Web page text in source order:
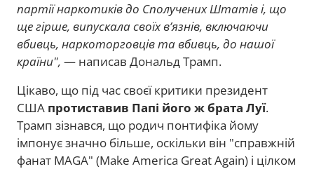
партії наркотиків до Сполучених Штатів і, що
ще гірше, випускала своїх в’язнів, включаючи
вбивць, наркоторговців та вбивць, до нашої
країни", — написав Дональд Трамп.
Цікаво, що під час своєї критики президент
США протиставив Папі його ж брата Луї.
Трамп зізнався, що родич понтифіка йому
імпонує значно більше, оскільки він "справжній
фанат MAGA" (Make America Great Again) і цілком